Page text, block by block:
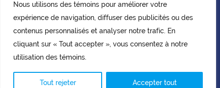
Nous utilisons des témoins pour améliorer votre
expérience de navigation, diffuser des publicités ou des
contenus personnalisés et analyser notre trafic. En
cliquant sur « Tout accepter », vous consentez à notre
utilisation des témoins.
Tout rejeter Accepter tout
Politique de confidentialité
Copyright © AQLPH. 2026.